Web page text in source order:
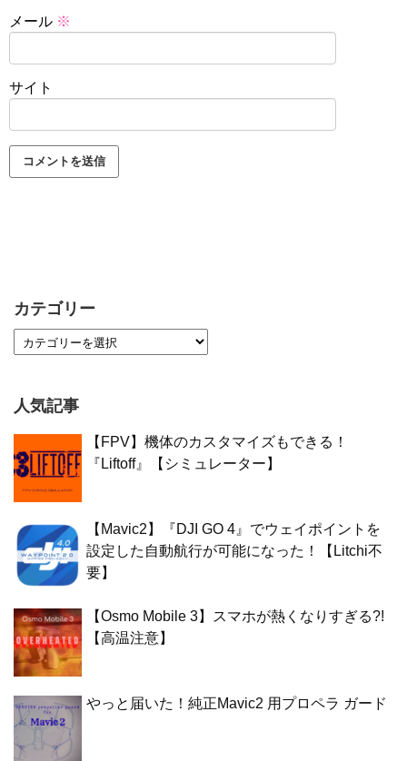
メール ※
サイト
カテゴリー
人気記事
【FPV】機体のカスタマイズもできる！
『Liftoff』【シミュレーター】
【Mavic2】『DJI GO 4』でウェイポイントを
設定した自動航行が可能になった！【Litchi不
要】
【Osmo Mobile 3】スマホが熱くなりすぎる?!
【高温注意】
やっと届いた！純正Mavic2 用プロペラ ガード